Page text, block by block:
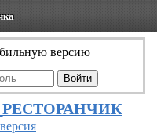
версию